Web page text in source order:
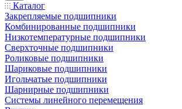
Каталог
Закрепляемые подшипники
Комбинированные подшипники
Низкотемпературные подшипники
Сверхточные подшипники
Роликовые подшипники
Шариковые подшипники
Игольчатые подшипники
Шарнирные подшипники
Системы линейного перемещения